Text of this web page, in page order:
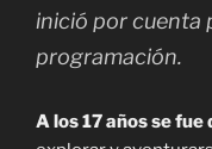
inició por cuenta
programación.
A los 17 años se fue